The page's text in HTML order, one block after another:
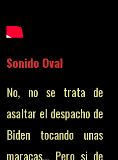
Sonido Oval
No, no se trata de
asaltar el despacho de
Biden tocando unas
maracas… Pero si de